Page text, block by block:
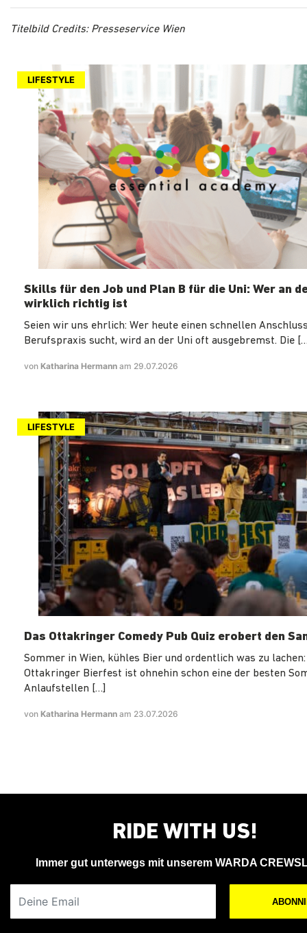
Titelbild Credits: Presseservice Wien
LIFESTYLE
Skills für den Job und Plan B für die Uni: Wer an
wirklich richtig ist
Seien wir uns ehrlich: Wer heute einen schnellen
Berufspraxis sucht, wird an der Uni oft ausgebremst. Die
von Katharina Hermann am 29.07.2026
LIFESTYLE
Das Ottakringer Comedy Pub Quiz erobert den
Sommer in Wien, kühles Bier und ordentlich was zu lachen:
Ottakringer Bierfest ist ohnehin schon eine der besten
Anlaufstellen […]
von Katharina Hermann am 23.07.2026
RIDE WITH US!
Immer gut unterwegs mit unserem WARDA